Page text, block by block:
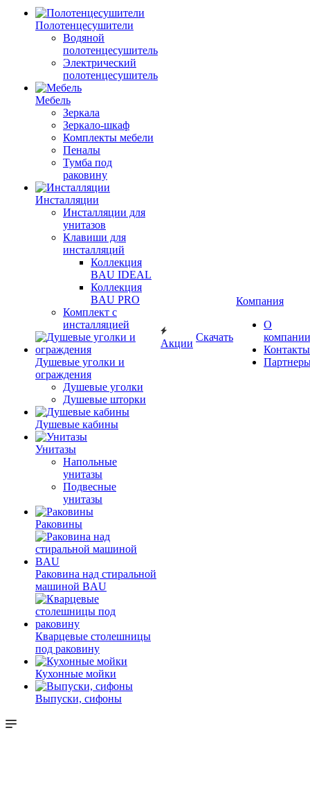
Полотенцесушители
Водяной
полотенцесушитель
Электрический
полотенцесушитель
Мебель
Зеркала
Зеркало-шкаф
Комплекты мебели
Пеналы
Тумба под
раковину
Инсталляции
Инсталляции для
унитазов
Клавиши для
инсталляций
Коллекция
BAU IDEAL
Коллекция
BAU PRO
Комплект с
инсталляцией
Душевые уголки и
ограждения
Душевые уголки
Душевые шторки
Душевые кабины
Унитазы
Напольные
унитазы
Подвесные
унитазы
Раковины
Раковина над стиральной
машиной BAU
Кварцевые столешницы
под раковину
Кухонные мойки
Выпуски, сифоны
Акции
Скачать
Компания
О
компании
Контакты